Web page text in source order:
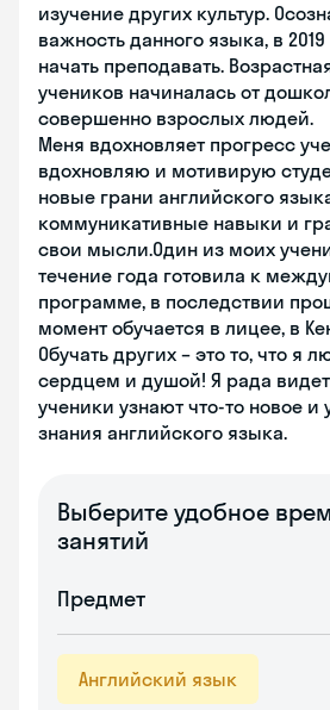
изучение других культур.
важность данного языка, в
начать преподавать.
учеников начиналась от
совершенно взрослых людей.
Меня вдохновляет прогресс
вдохновляю и мотивирую
новые грани английского
коммуникативные навыки и
свои мысли.Один из моих
течение года готовила к
программе, в последствии
момент обучается в лицее, в
Обучать других – это то, что я
сердцем и душой! Я рада
ученики узнают что-то новое
знания английского языка.
Выберите удобное
занятий
Предмет
Английский язык